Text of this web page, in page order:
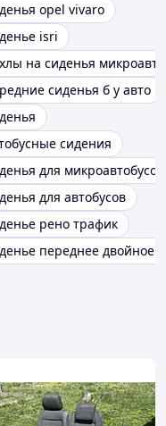
opel vivaro
isri
на сиденья
сиденья б у авто
сидения
для микроавтобусов
для автобусов
рено трафик
переднее двойное